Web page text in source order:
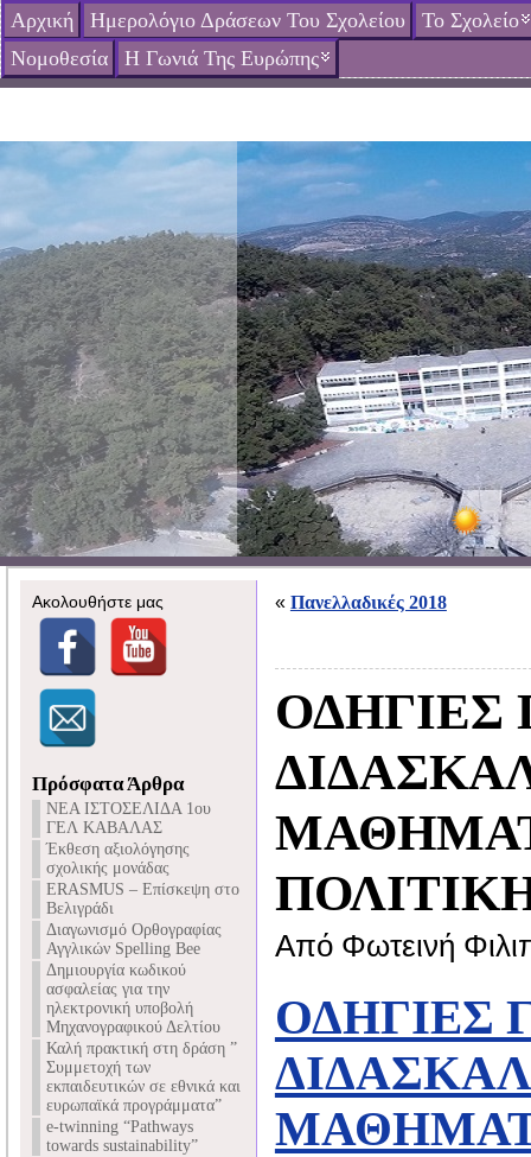
Αρχική Ημερολόγιο Δράσεων Του Σχολείου
Το Σχολείο
Νομοθεσία
Η Γωνιά Της Ευρώπης
Ακολουθήστε μας
Πρόσφατα Άρθρα
NEA ΙΣΤΟΣΕΛΙΔΑ 1ου
ΓΕΛ ΚΑΒΑΛΑΣ
Έκθεση αξιολόγησης
σχολικής μονάδας
ERASMUS – Επίσκεψη στο
Βελιγράδι
Διαγωνισμό Ορθογραφίας
Αγγλικών Spelling Bee
Δημιουργία κωδικού
ασφαλείας για την
ηλεκτρονική υποβολή
Μηχανογραφικού Δελτίου
Καλή πρακτική στη δράση ”
Συμμετοχή των
εκπαιδευτικών σε εθνικά και
ευρωπαϊκά προγράμματα”
e-twinning “Pathways
towards sustainability”
« Πανελλαδικές 2018
ΟΔΗΓΙΕΣ
Από Φωτεινή
ΟΔΗΓΙΕΣ